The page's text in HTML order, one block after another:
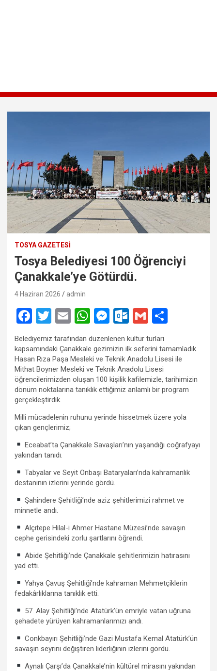
TOSYA GAZETESI
Tosya Belediyesi 100 Öğrenciyi
Çanakkale’ye Götürdü.
4 Haziran 2026 admin
F
a
ce
b
o
o
T
wi
tt
er
E
m
ail
W
h
at
s
A
p
M
se
n
g
er
O
ut
lo
o
k.
c
m
G
m
ail ar
e
Belediyemiz tarafından düzenlenen kültür turları
kapsamındaki Çanakkale gezimizin ilk seferini tamamladık.
Hasan Rıza Paşa Mesleki ve Teknik Anadolu Lisesi ile
Mithat Boyner Mesleki ve Teknik Anadolu Lisesi
öğrencilerimizden oluşan 100 kişilik kafilemizle, tarihimizin
dönüm noktalarına tanıklık ettiğimiz anlamlı bir program
gerçekleştirdik.
Milli mücadelenin ruhunu yerinde hissetmek üzere yola
çıkan gençlerimiz;
Eceabat’ta Çanakkale Savaşları’nın yaşandığı coğrafyayı
yakından tanıdı.
Tabyalar ve Seyit Onbaşı Bataryaları’nda kahramanlık
destanının izlerini yerinde gördü.
Şahindere Şehitliği’nde aziz şehitlerimizi rahmet ve
minnetle andı.
Alçıtepe Hilal-i Ahmer Hastane Müzesi’nde savaşın
cephe gerisindeki zorlu şartlarını öğrendi.
Abide Şehitliği’nde Çanakkale şehitlerimizin hatırasını
yad etti.
Yahya Çavuş Şehitliği’nde kahraman Mehmetçiklerin
fedakârlıklarına tanıklık etti.
57. Alay Şehitliği’nde Atatürk’ün emriyle vatan uğruna
şehadete yürüyen kahramanlarımızı andı.
Conkbayırı Şehitliği’nde Gazi Mustafa Kemal Atatürk’ün
savaşın seyrini değiştiren liderliğinin izlerini gördü.
Aynalı Çarşı’da Çanakkale’nin kültürel mirasını yakından